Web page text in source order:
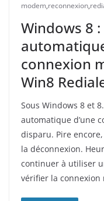
modem,reconnexion,
Windows 8
connexion
Win8
Sous Windows 8 et
automatique d’une
disparu. Pire encore,
la déconnexion.
continuer à utiliser
vérifier la connexion